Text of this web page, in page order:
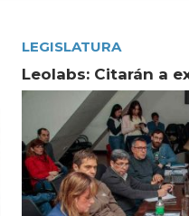
LEGISLATURA
Leolabs: Citarán a